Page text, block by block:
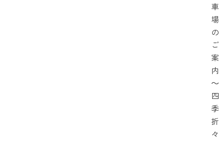
車
場
の
ご
案
内
～
四
季
折
々